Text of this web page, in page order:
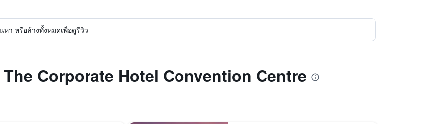
หา หรือล้างทั้งหมดเพื่อดูรีวิว
Corporate Hotel Convention Centre